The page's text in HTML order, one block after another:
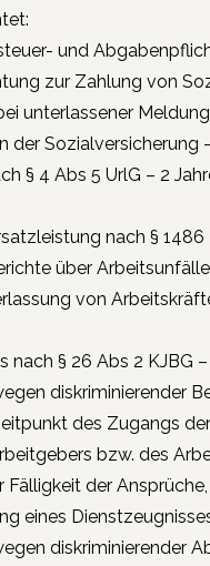
und
zur Zahlung von
unterlassener
der Sozialversicherung
§ 4 Abs 5 UrlG – 2
nach §
über
von
nach § 26 Abs 2 KJBG
diskriminierender
des Zugangs
bzw. des
der
eines
diskriminierender